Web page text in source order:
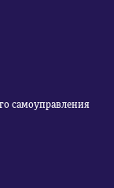
самоуправления